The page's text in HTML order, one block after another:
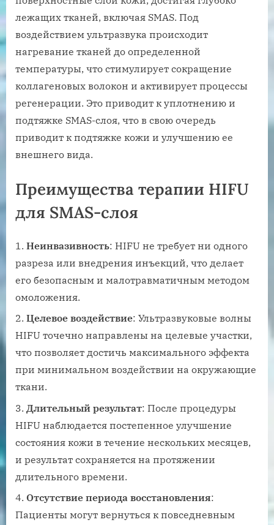
лежащих тканей, включая SMAS. Под
воздействием ультразвука происходит
нагревание тканей до определенной
температуры, что стимулирует сокращение
коллагеновых волокон и активирует процессы
регенерации. Это приводит к уплотнению и
подтяжке SMAS-слоя, что в свою очередь
приводит к подтяжке кожи и улучшению ее
внешнего вида.
Преимущества терапии HIFU
для SMAS-слоя
Неинвазивность: HIFU не требует ни одного
разреза или внедрения инъекций, что делает
его безопасным и малотравматичным методом
омоложения.
Целевое воздействие: Ультразвуковые волны
HIFU точечно направлены на целевые участки,
что позволяет достичь максимального эффекта
при минимальном воздействии на окружающие
ткани.
Длительный результат: После процедуры
HIFU наблюдается постепенное улучшение
состояния кожи в течение нескольких месяцев,
и результат сохраняется на протяжении
длительного времени.
Отсутствие периода восстановления:
Пациенты могут вернуться к повседневным